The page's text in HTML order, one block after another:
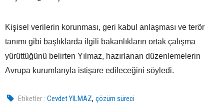
Kişisel verilerin korunması, geri kabul anlaşması ve terör
tanımı gibi başlıklarda ilgili bakanlıkların ortak çalışma
yürüttüğünü belirten Yılmaz, hazırlanan düzenlemelerin
Avrupa kurumlarıyla istişare edileceğini söyledi.
Etiketler : Cevdet YILMAZ,çözüm süreci